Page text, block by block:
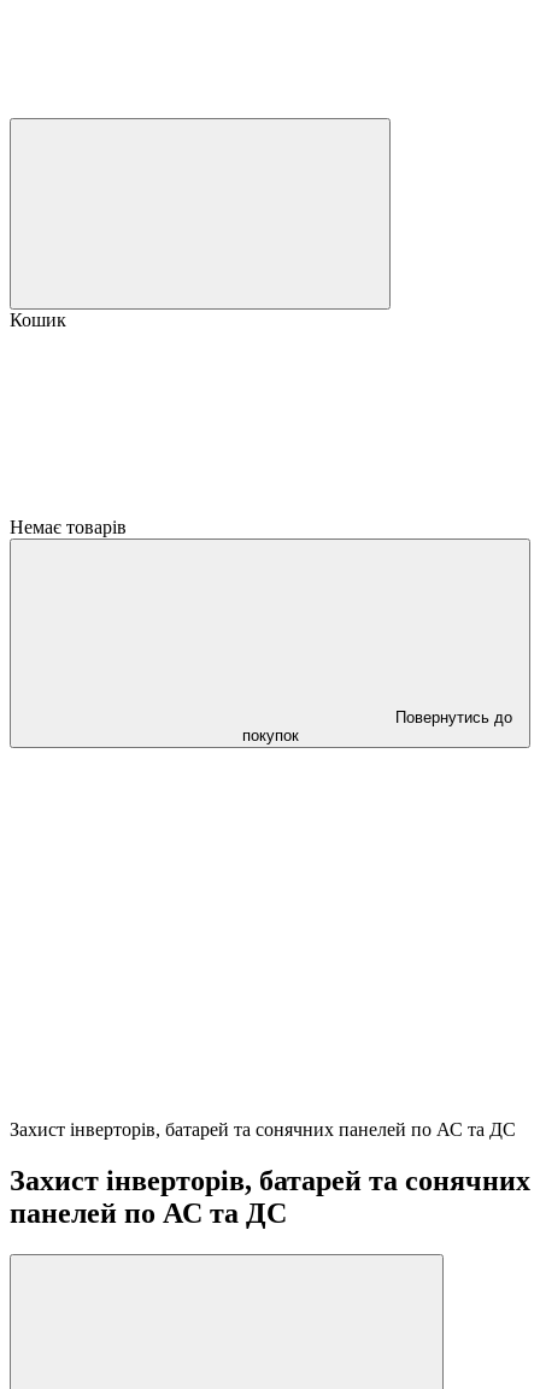
Кошик
Немає товарів
Повернутись до
покупок
Захист інверторів, батарей та сонячних панелей по АС та ДС
Захист інверторів, батарей та сонячних
панелей по АС та ДС